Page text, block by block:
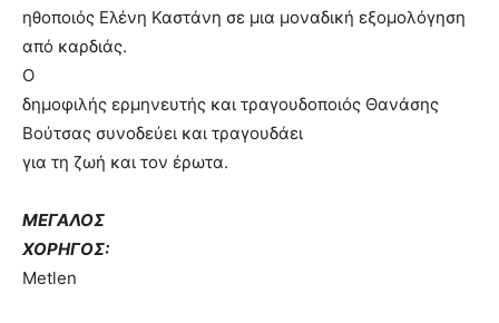
ηθοποιός Ελένη Καστάνη σε μια μοναδική εξομολόγηση
από καρδιάς.
Ο
δημοφιλής ερμηνευτής και τραγουδοποιός Θανάσης
Βούτσας συνοδεύει και τραγουδάει
για τη ζωή και τον έρωτα.
ΜΕΓΑΛΟΣ
ΧΟΡΗΓΟΣ:
Metlen